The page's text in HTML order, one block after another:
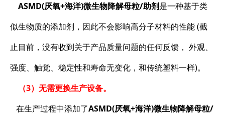
ASMD(厌氧+海洋)微生物降解母粒/助剂是一种基于类
似生物质的添加剂，因此不会影响高分子材料的性能 (截
止目前，没有收到关于产品质量问题的任何反馈， 外观、
强度、触觉、稳定性和寿命无变化，和传统塑料一样)。
（3）无需更换生产设备。
在生产过程中添加了ASMD(厌氧+海洋)微生物降解母粒/